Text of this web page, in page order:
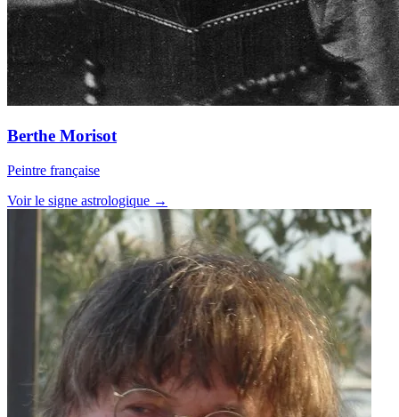
Berthe Morisot
Peintre française
Voir le signe astrologique →